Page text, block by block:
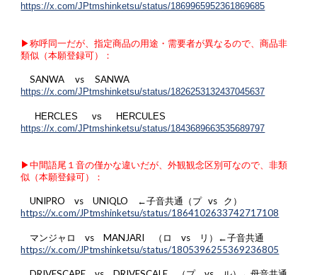
https://x.com/JPtmshinketsu/status/1869965952361869685
▶︎称呼同一だが、指定商品の用途・需要者が異なるので、商品非
類似（本願登録可）：
SANWA vs SANWA
https://x.com/JPtmshinketsu/status/1826253132437045637
HERCLES vs HERCULES
https://x.com/JPtmshinketsu/status/1843689663535689797
▶︎中間語尾１音の僅かな違いだが、外観観念区別可なので、非類
似（本願登録可）：
UNIPRO vs UNIQLO ←子音共通（プ vs ク）
https://x.com/JPtmshinketsu/status/1864102633742717108
マンジャロ vs MANJARI （ロ vs リ）←子音共通
https://x.com/JPtmshinketsu/status/1805396255369236805